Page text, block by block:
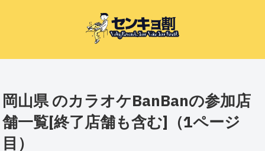
岡山県 のカラオケBanBanの参加店
舗一覧[終了店舗も含む]（1ページ
目）